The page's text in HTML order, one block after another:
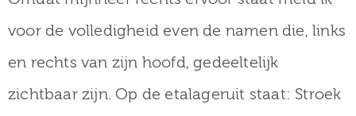
voor de volledigheid even de namen die, links
en rechts van zijn hoofd, gedeeltelijk
zichtbaar zijn. Op de etalageruit staat: Stroek